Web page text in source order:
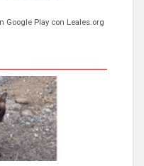
Google Play con Leales.org